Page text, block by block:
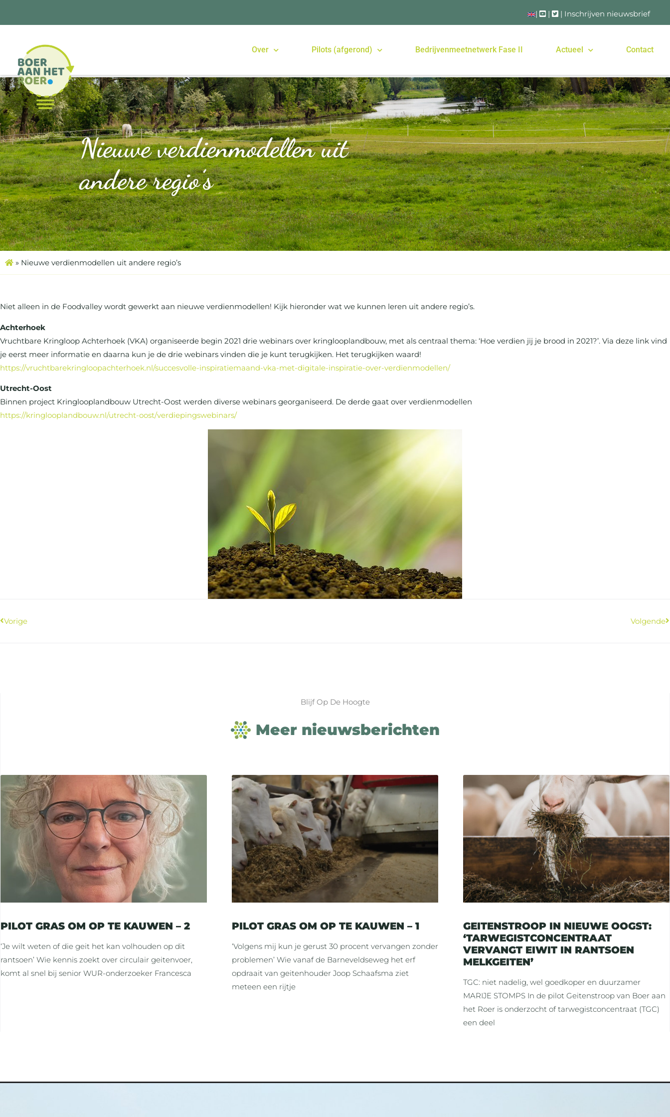
| | | Inschrijven nieuwsbrief
Over Pilots (afgerond) Bedrijvenmeetnetwerk Fase II Actueel Contact
Nieuwe verdienmodellen uit
andere regio’s
» Nieuwe verdienmodellen uit andere regio’s
Niet alleen in de Foodvalley wordt gewerkt aan nieuwe verdienmodellen! Kijk hieronder wat we kunnen leren uit andere regio’s.
Achterhoek
Vruchtbare Kringloop Achterhoek (VKA) organiseerde begin 2021 drie webinars over kringlooplandbouw, met als centraal thema: ‘Hoe verdien jij je brood in 2021?’. Via deze link vind
je eerst meer informatie en daarna kun je de drie webinars vinden die je kunt terugkijken. Het terugkijken waard!
https://vruchtbarekringloopachterhoek.nl/succesvolle-inspiratiemaand-vka-met-digitale-inspiratie-over-verdienmodellen/
Utrecht-Oost
Binnen project Kringlooplandbouw Utrecht-Oost werden diverse webinars georganiseerd. De derde gaat over verdienmodellen
https://kringlooplandbouw.nl/utrecht-oost/verdiepingswebinars/
Vorige Volgende
Blijf Op De Hoogte
Meer nieuwsberichten
PILOT GRAS OM OP TE KAUWEN – 2
‘Je wilt weten of die geit het kan volhouden op dit
rantsoen’ Wie kennis zoekt over circulair geitenvoer,
komt al snel bij senior WUR-onderzoeker Francesca
PILOT GRAS OM OP TE KAUWEN – 1
‘Volgens mij kun je gerust 30 procent vervangen zonder
problemen’ Wie vanaf de Barneveldseweg het erf
opdraait van geitenhouder Joop Schaafsma ziet
meteen een rijtje
GEITENSTROOP IN NIEUWE OOGST:
‘TARWEGISTCONCENTRAAT
VERVANGT EIWIT IN RANTSOEN
MELKGEITEN’
TGC: niet nadelig, wel goedkoper en duurzamer
MARIJE STOMPS In de pilot Geitenstroop van Boer aan
het Roer is onderzocht of tarwegistconcentraat (TGC)
een deel